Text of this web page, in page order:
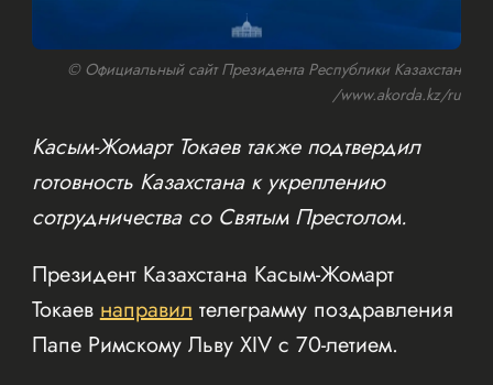
© Официальный сайт Президента Республики Казахстан
/www.akorda.kz/ru
Касым-Жомарт Токаев также подтвердил
готовность Казахстана к укреплению
сотрудничества со Святым Престолом.
Президент Казахстана Касым-Жомарт
Токаевнаправилтелеграмму поздравления
Папе Римскому Льву XIV с 70-летием.